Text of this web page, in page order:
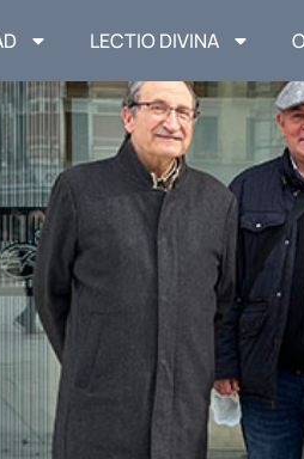
LECTIO DIVINA